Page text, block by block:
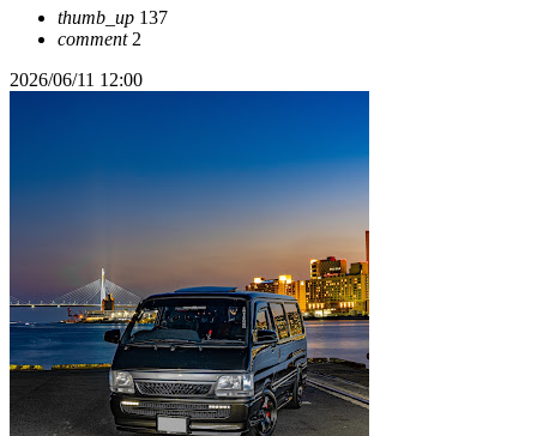
thumb_up 137
comment2
2026/06/11 12:00